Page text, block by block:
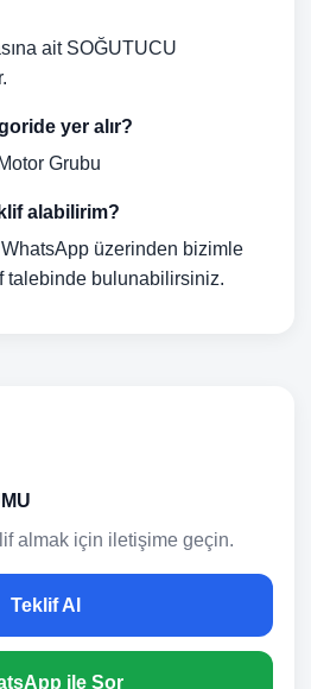
ait SOĞUTUCU
yer alır?
Grubu
alabilirim?
üzerinden bizimle
talebinde bulunabilirsiniz.
almak için iletişime geçin.
Teklif Al
ile Sor